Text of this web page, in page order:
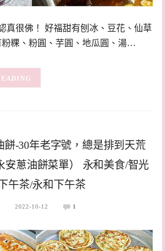
真很佛！ 好福甜有刨冰、豆花、仙草
粿、粉圓、芋圓、地瓜圓、湯…
-30年老字號，總是排到天荒
安蔥油餅菜單） 永和美食/智光
午茶/永和下午茶
2022-10-12 1